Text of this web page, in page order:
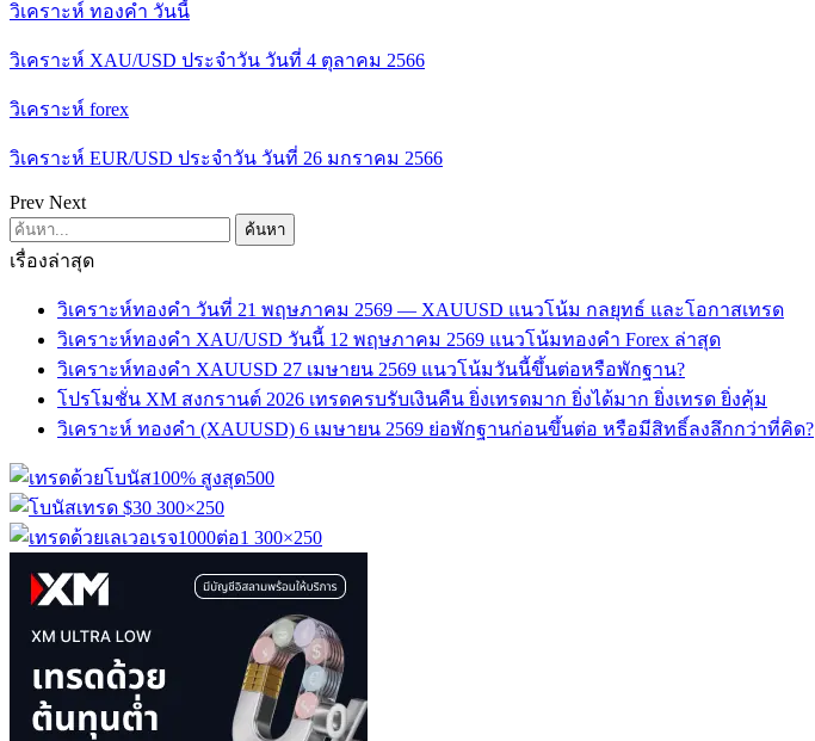
วิเคราะห์ ทองคำ วันนี้
วิเคราะห์ XAU/USD ประจำวัน วันที่ 4 ตุลาคม 2566
วิเคราะห์ forex
วิเคราะห์ EUR/USD ประจำวัน วันที่ 26 มกราคม 2566
Prev Next
เรื่องล่าสุด
วิเคราะห์ทองคำ วันที่ 21 พฤษภาคม 2569 — XAUUSD แนวโน้ม กลยุทธ์ และโอกาสเทรด
วิเคราะห์ทองคำ XAU/USD วันนี้ 12 พฤษภาคม 2569 แนวโน้มทองคำ Forex ล่าสุด
วิเคราะห์ทองคำ XAUUSD 27 เมษายน 2569 แนวโน้มวันนี้ขึ้นต่อหรือพักฐาน?
โปรโมชั่น XM สงกรานต์ 2026 เทรดครบรับเงินคืน ยิ่งเทรดมาก ยิ่งได้มาก ยิ่งเทรด ยิ่งคุ้ม
วิเคราะห์ ทองคำ (XAUUSD) 6 เมษายน 2569 ย่อพักฐานก่อนขึ้นต่อ หรือมีสิทธิ์ลงลึกกว่าที่คิด?